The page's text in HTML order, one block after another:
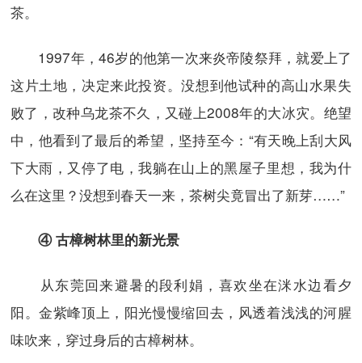
茶。
1997年，46岁的他第一次来炎帝陵祭拜，就爱上了
这片土地，决定来此投资。没想到他试种的高山水果失
败了，改种乌龙茶不久，又碰上2008年的大冰灾。绝望
中，他看到了最后的希望，坚持至今：“有天晚上刮大风
下大雨，又停了电，我躺在山上的黑屋子里想，我为什
么在这里？没想到春天一来，茶树尖竟冒出了新芽……”
④ 古樟树林里的新光景
从东莞回来避暑的段利娟，喜欢坐在洣水边看夕
阳。金紫峰顶上，阳光慢慢缩回去，风透着浅浅的河腥
味吹来，穿过身后的古樟树林。